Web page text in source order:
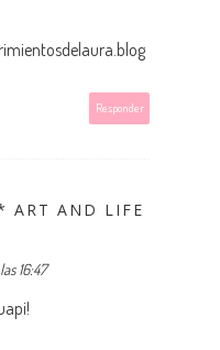
Responder
ART AND LIFE
16:47